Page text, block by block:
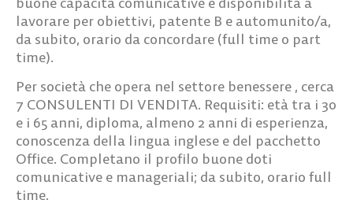
lavorare per obiettivi, patente B e automunito/a,
da subito, orario da concordare (full time o part
time).
Per società che opera nel settore benessere , cerca
7 CONSULENTI DI VENDITA. Requisiti: età tra i 30
e i 65 anni, diploma, almeno 2 anni di esperienza,
conoscenza della lingua inglese e del pacchetto
Office. Completano il profilo buone doti
comunicative e manageriali; da subito, orario full
time.